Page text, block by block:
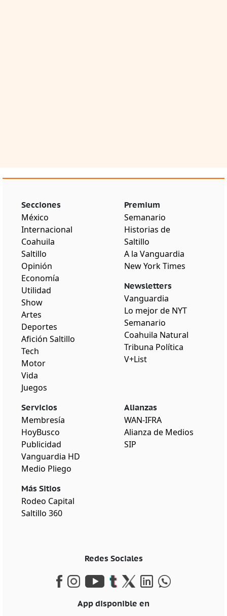
Secciones
México
Internacional
Coahuila
Saltillo
Opinión
Economía
Utilidad
Show
Artes
Deportes
Afición Saltillo
Tech
Motor
Vida
Juegos
Premium
Semanario
Historias de
Saltillo
A la Vanguardia
New York Times
Newsletters
Vanguardia
Lo mejor de NYT
Semanario
Coahuila Natural
Tribuna Política
V+List
Servicios
Membresía
HoyBusco
Publicidad
Vanguardia HD
Medio Pliego
Más Sitios
Rodeo Capital
Saltillo 360
Alianzas
WAN-IFRA
Alianza de Medios
SIP
Redes Sociales
App disponible en